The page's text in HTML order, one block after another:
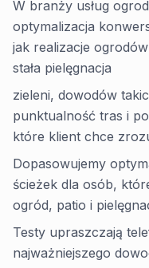
W branży usług
optymalizacja
jak realizacje
stała pielęgnacja
zieleni, dowodów
punktualność tras i
które klient chce
Dopasowujemy
ścieżek dla osób,
ogród, patio i
Testy upraszczają
najważniejszego